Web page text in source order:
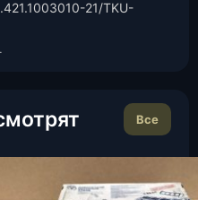
21/TKU-
.
Все